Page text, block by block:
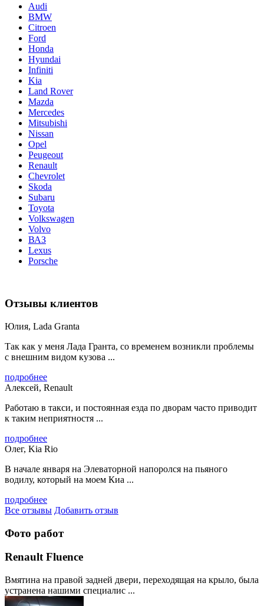
Audi
BMW
Citroen
Ford
Honda
Hyundai
Infiniti
Kia
Land Rover
Mazda
Mercedes
Mitsubishi
Nissan
Opel
Peugeout
Renault
Chevrolet
Skoda
Subaru
Toyota
Volkswagen
Volvo
ВАЗ
Lexus
Porsche
Отзывы клиентов
Юлия, Lada Granta
Так как у меня Лада Гранта, со временем возникли проблемы
с внешним видом кузова ...
подробнее
Алексей, Renault
Работаю в такси, и постоянная езда по дворам часто приводит
к таким неприятностя ...
подробнее
Олег, Kia Rio
В начале января на Элеваторной напоролся на пьяного
водилу, который на моем Киа ...
подробнее
Все отзывы Добавить отзыв
Фото работ
Renault Fluence
Вмятина на правой задней двери, переходящая на крыло, была
устранена нашими специалис ...